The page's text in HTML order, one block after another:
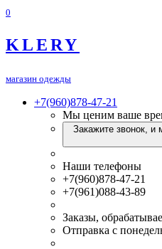
0
KLERY
магазин одежды
+7(960)878-47-21
Мы ценим ваше
Закажите звонок,
Наши телефоны
+7(960)878-47-21
+7(961)088-43-89
Заказы,
Отправка с